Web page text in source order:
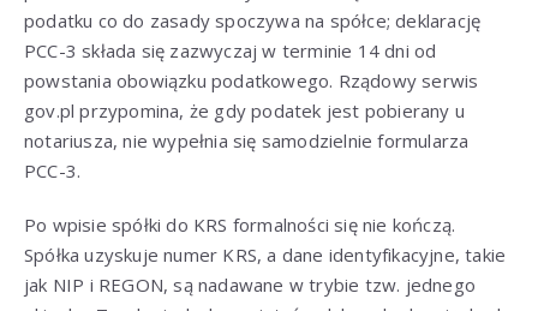
podatku co do zasady spoczywa na spółce; deklarację
PCC-3 składa się zazwyczaj w terminie 14 dni od
powstania obowiązku podatkowego. Rządowy serwis
gov.pl przypomina, że gdy podatek jest pobierany u
notariusza, nie wypełnia się samodzielnie formularza
PCC-3.
Po wpisie spółki do KRS formalności się nie kończą.
Spółka uzyskuje numer KRS, a dane identyfikacyjne, takie
jak NIP i REGON, są nadawane w trybie tzw. jednego